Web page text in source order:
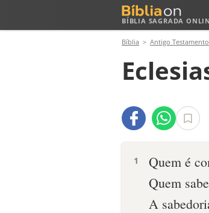
BÍBLIA SAGRADA
Bíblia Antigo Testamento
1
Quem é
Quem
A